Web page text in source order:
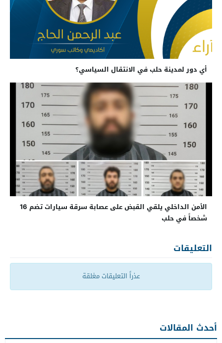
أي دور لمدينة حلب في الانتقال السياسي؟
الأمن الداخلي يلقي القبض على عصابة سرقة سيارات تضم 16
شخصاً في حلب
التعليقات
عذراً التعليقات مغلقة
أحدث المقالات